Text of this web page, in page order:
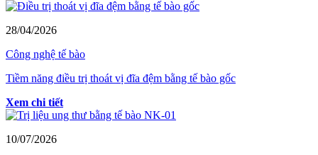
28/04/2026
Công nghệ tế bào
Tiềm năng điều trị thoát vị đĩa đệm bằng tế bào gốc
Xem chi tiết
10/07/2026